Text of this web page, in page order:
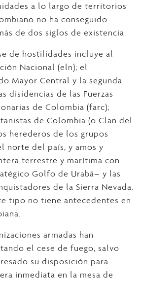
a lo largo de territorios
no ha conseguido
de dos siglos de existencia.
de hostilidades incluye al
Nacional (eln); el
Mayor Central y la segunda
disidencias de las Fuerzas
de Colombia (farc);
de Colombia (o Clan del
herederos de los grupos
norte del país, y amos y
terrestre y marítima con
Golfo de Urabá– y las
de la Sierra Nevada.
tipo no tiene antecedentes en
armadas han
el cese de fuego, salvo
su disposición para
inmediata en la mesa de